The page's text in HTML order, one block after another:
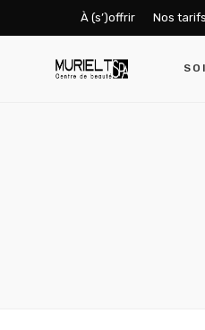
À (s’)offrir Nos tarifs